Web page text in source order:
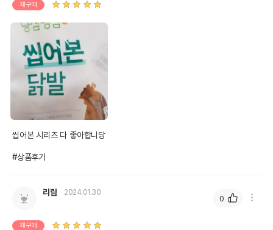
재구매
씹어본 시리즈 다 좋아합니당
#상품후기
리람 2024.01.30
재구매
0